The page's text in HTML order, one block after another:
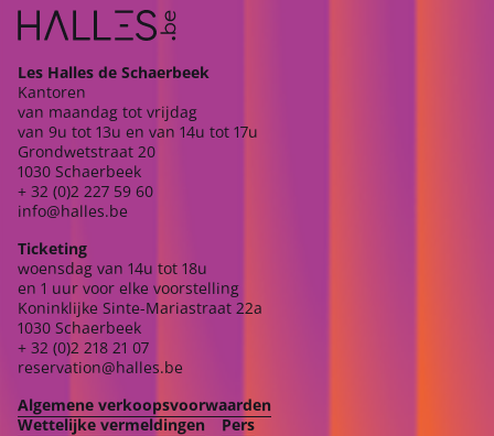
Les Halles de Schaerbeek
Kantoren
van maandag tot vrijdag
van 9u tot 13u en van 14u tot 17u
Grondwetstraat 20
1030 Schaerbeek
+ 32 (0)2 227 59 60
info@halles.be
Ticketing
woensdag van 14u tot 18u
en 1 uur voor elke voorstelling
Koninklijke Sinte-Mariastraat 22a
1030 Schaerbeek
+ 32 (0)2 218 21 07
reservation@halles.be
Algemene verkoopsvoorwaarden
Wettelijke vermeldingen
Pers